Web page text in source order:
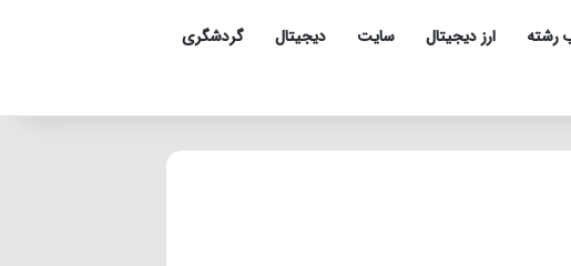
رشته ارز دیجیتال سایت دیجیتال گردشگری